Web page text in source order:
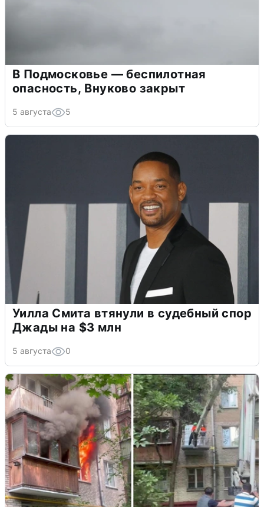
В Подмосковье — беспилотная
опасность, Внуково закрыт
5 августа 5
Уилла Смита втянули в судебный спор
Джады на $3 млн
5 августа 0